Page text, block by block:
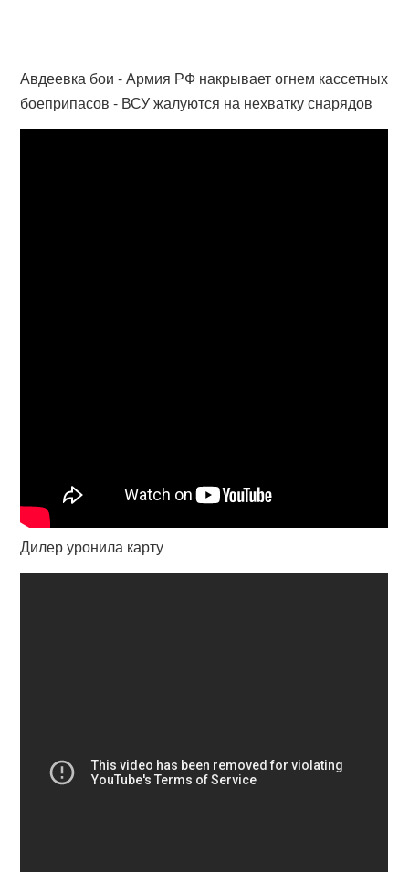
Авдеевка бои - Армия РФ накрывает огнем кассетных
боеприпасов - ВСУ жалуются на нехватку снарядов
Дилер уронила карту